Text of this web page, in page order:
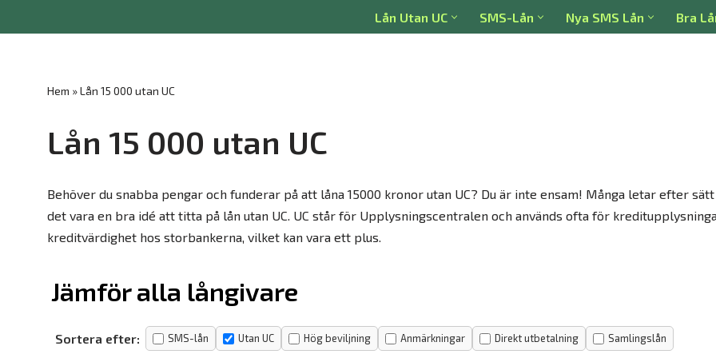
innehåll
Lån Utan UC SMS-Lån Nya SMS Lån Bra
Hem »Lån 15 000 utan UC
Lån 15 000 utan UC
Behöver du snabba pengar och funderar på att låna 15000 kronor utan UC? Du är inte ensam! Många letar efter
det vara en bra idé att titta på lån utan UC. UC står för Upplysningscentralen och används ofta för
kreditvärdighet hos storbankerna, vilket kan vara ett plus.
Jämför alla långivare
Sortera efter: SMS-lån Utan UC Hög beviljning Anmärkningar Direkt utbetalning Samlingslån